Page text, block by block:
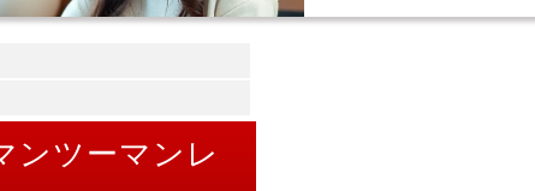
ンツーマンレ